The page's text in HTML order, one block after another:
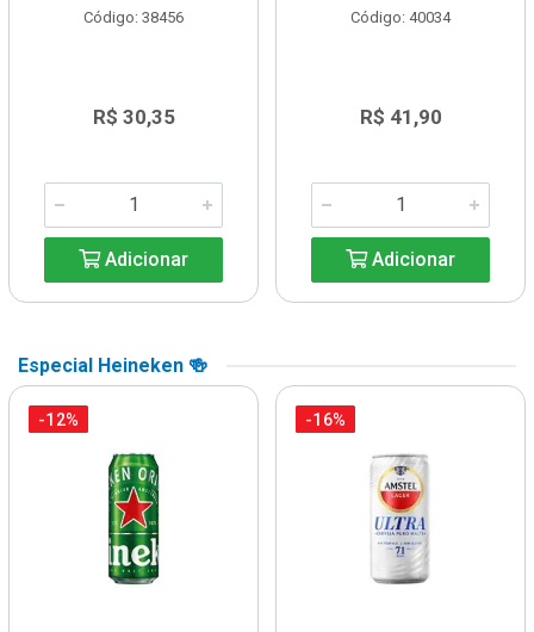
Código: 38456
R$ 30,35
Adicionar
Código: 40034
R$ 41,90
Adicionar
Especial Heineken 🍻
-12% -16%